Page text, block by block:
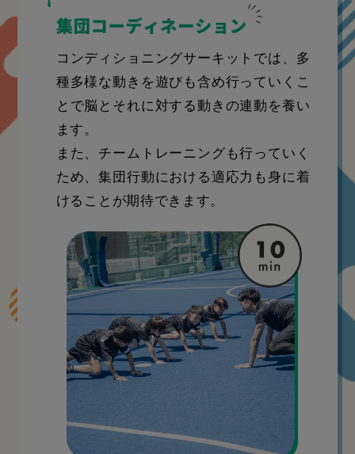
コンディショニングサーキットでは、多
種多様な動きを遊びも含め行っていくこ
とで脳とそれに対する動きの連動を養い
ます。
また、チームトレーニングも行っていく
ため、集団行動における適応力も身に着
けることが期待できます。